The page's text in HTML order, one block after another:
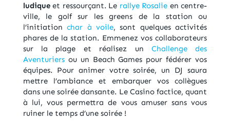
ludiqueet ressourçant. Le rallye Rosalie en centre-
ville, le golf sur les greens de la station ou
l’initiationchar à voile, sont quelques activités
phares de la station. Emmenez vos collaborateurs
sur la plage et réalisez un Challenge des
Aventuriersou un Beach Games pour fédérer vos
équipes. Pour animer votre soirée, un DJ saura
mettre l’ambiance et embarquer vos collègues
dans une soirée dansante. Le Casino factice, quant
à lui, vous permettra de vous amuser sans vous
ruiner le temps d’une soirée !